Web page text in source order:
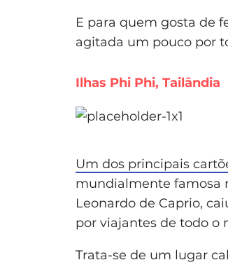
E para quem gosta de
agitada um pouco por
Ilhas Phi Phi, Tailândia
Um dos principais
mundialmente famosa
Leonardo de Caprio,
por viajantes de todo o
Trata-se de um lugar